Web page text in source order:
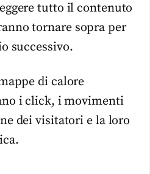
tutto il contenuto
tornare sopra per
successivo.
di calore
i click, i movimenti
dei visitatori e la loro